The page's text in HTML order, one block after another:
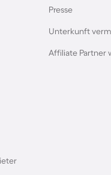
Pool auf Fehmarn
Pool in Büsum
Pool in Berlin
Presse
Unterkunft
Affiliate Partner